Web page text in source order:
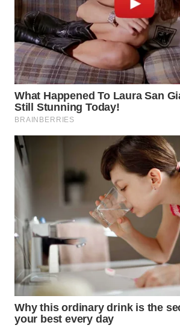
WN
BOGOR
WN
DEPOK
WN
TAPANULI
UTARA
SAMOSIR
LAWAS
WN
SUMEDANG
CIANJUR